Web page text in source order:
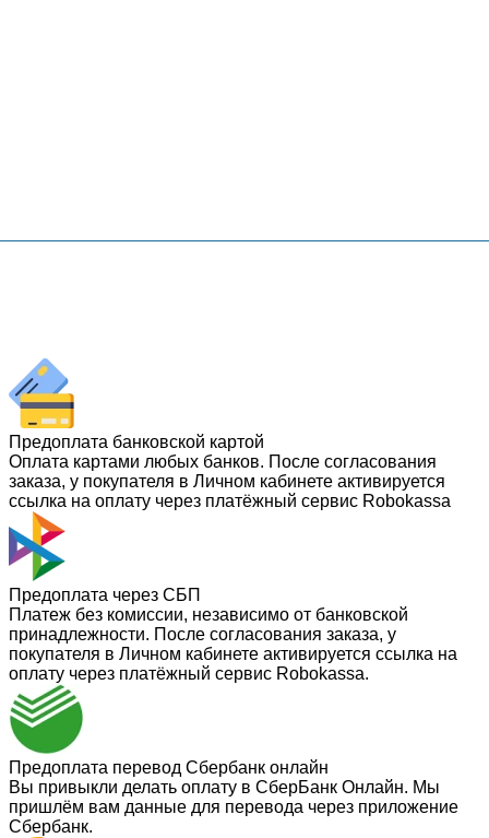
Предоплата банковской картой
Оплата картами любых банков. После согласования
заказа, у покупателя в Личном кабинете активируется
ссылка на оплату через платёжный сервис Robokassa
Предоплата через СБП
Платеж без комиссии, независимо от банковской
принадлежности. После согласования заказа, у
покупателя в Личном кабинете активируется ссылка на
оплату через платёжный сервис Robokassa.
Предоплата перевод Сбербанк онлайн
Вы привыкли делать оплату в СберБанк Онлайн. Мы
пришлём вам данные для перевода через приложение
Сбербанк.